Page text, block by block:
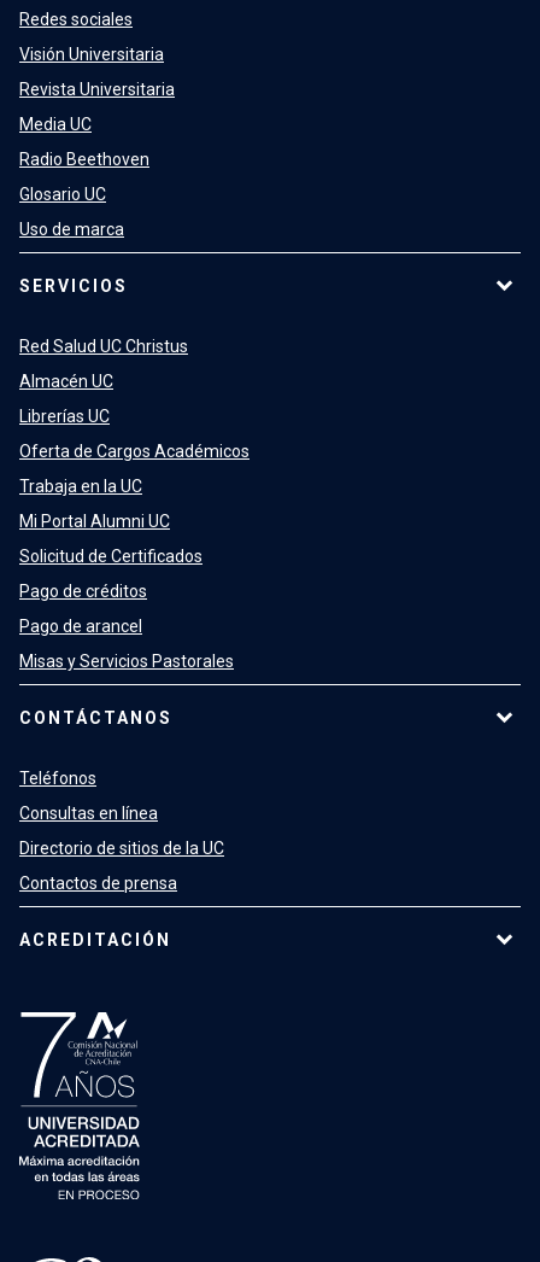
Redes sociales
Visión Universitaria
Revista Universitaria
Media UC
Radio Beethoven
Glosario UC
Uso de marca
SERVICIOS
Red Salud UC Christus
Almacén UC
Librerías UC
Oferta de Cargos Académicos
Trabaja en la UC
Mi Portal Alumni UC
Solicitud de Certificados
Pago de créditos
Pago de arancel
Misas y Servicios Pastorales
CONTÁCTANOS
Teléfonos
Consultas en línea
Directorio de sitios de la UC
Contactos de prensa
ACREDITACIÓN